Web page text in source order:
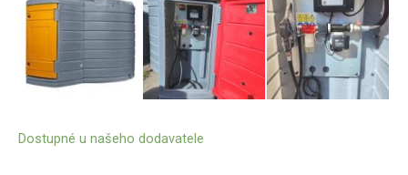
Dostupné u našeho dodavatele